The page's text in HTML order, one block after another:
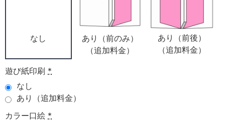
なし
あり（前のみ）
（追加料金）
あり（前後）
（追加料金）
遊び紙印刷 *
なし
あり（追加料金）
カラー口絵 *